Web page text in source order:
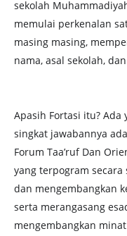
sekolah
memulai perkenalan
masing masing,
nama, asal sekolah,
Apasih Fortasi itu? Ada
singkat jawabannya
Forum Taa’ruf Dan
yang terpogram
dan mengembangkan
serta merangasang
mengembangkan